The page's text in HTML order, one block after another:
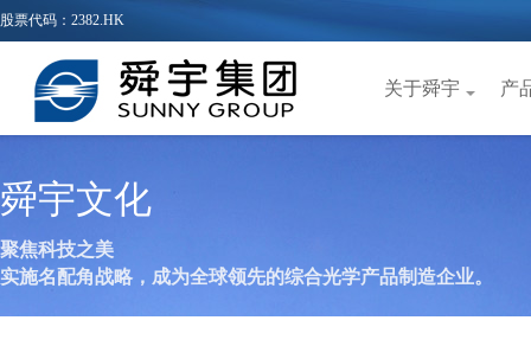
股票代码：2382.HK
关于舜宇 产
舜宇文化
聚焦科技之美
实施名配角战略，成为全球领先的综合光学产品制造企业。